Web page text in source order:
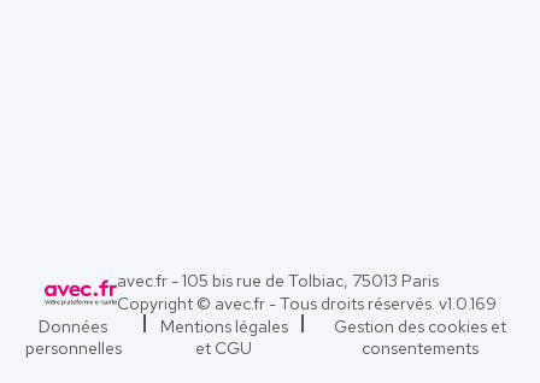
avec.fr - 105 bis rue de Tolbiac, 75013 Paris
Copyright © avec.fr - Tous droits réservés. v1.0.169
Données
personnelles
Mentions légales
et CGU
Gestion des cookies et
consentements